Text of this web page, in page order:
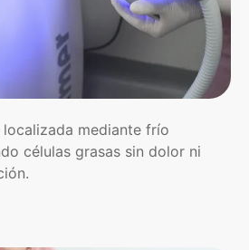
mediante frío
células grasas sin dolor ni